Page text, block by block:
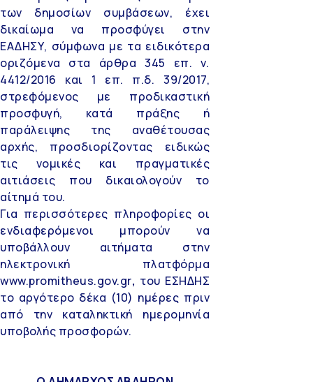
των δημοσίων συμβάσεων, έχει
δικαίωμα να προσφύγει στην
ΕΑΔΗΣΥ, σύμφωνα με τα ειδικότερα
οριζόμενα στα άρθρα 345 επ. ν.
4412/2016 και 1 επ. π.δ. 39/2017,
στρεφόμενος με προδικαστική
προσφυγή, κατά πράξης ή
παράλειψης της αναθέτουσας
αρχής, προσδιορίζοντας ειδικώς
τις νομικές και πραγματικές
αιτιάσεις που δικαιολογούν το
αίτημά του.
Για περισσότερες πληροφορίες οι
ενδιαφερόμενοι μπορούν να
υποβάλλουν αιτήματα στην
ηλεκτρονική πλατφόρμα
www.promitheus.gov.gr, του ΕΣΗΔΗΣ
το αργότερο δέκα (10) ημέρες πριν
από την καταληκτική ημερομηνία
υποβολής προσφορών.